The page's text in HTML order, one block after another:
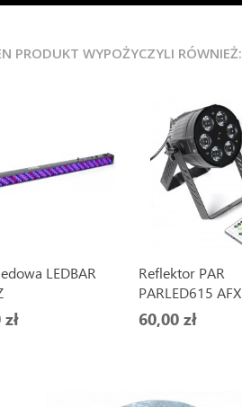
PRODUKT WYPOŻYCZYLI RÓWNIEŻ:
LEDBAR
Reflektor PAR
PARLED615 AFX
60,00 zł